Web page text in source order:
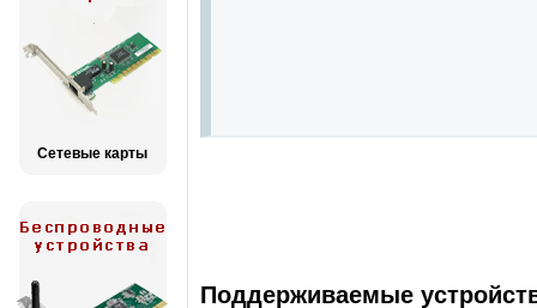
Сетевые карты
Поддерживаемые